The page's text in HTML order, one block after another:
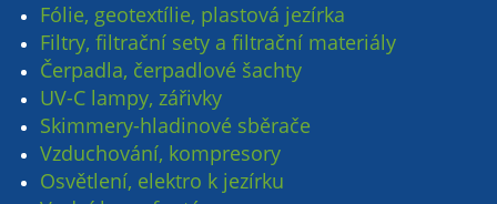
Fólie, geotextílie, plastová jezírka
Filtry, filtrační sety a filtrační materiály
Čerpadla, čerpadlové šachty
UV-C lampy, zářivky
Skimmery-hladinové sběrače
Vzduchování, kompresory
Osvětlení, elektro k jezírku